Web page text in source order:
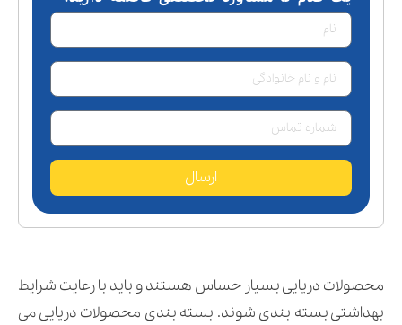
ارسال
محصولات دریایی بسیار حساس هستند و باید با رعایت شرایط
بهداشتی بسته بندی شوند. بسته بندی محصولات دریایی می